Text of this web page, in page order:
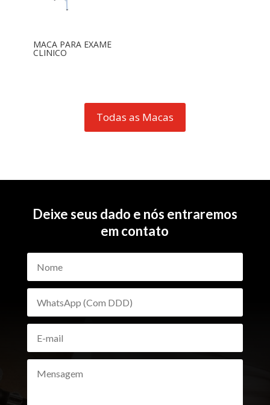
MACA PARA EXAME
CLINICO
Todas as Macas
Deixe seus dado e nós entraremos
em contato